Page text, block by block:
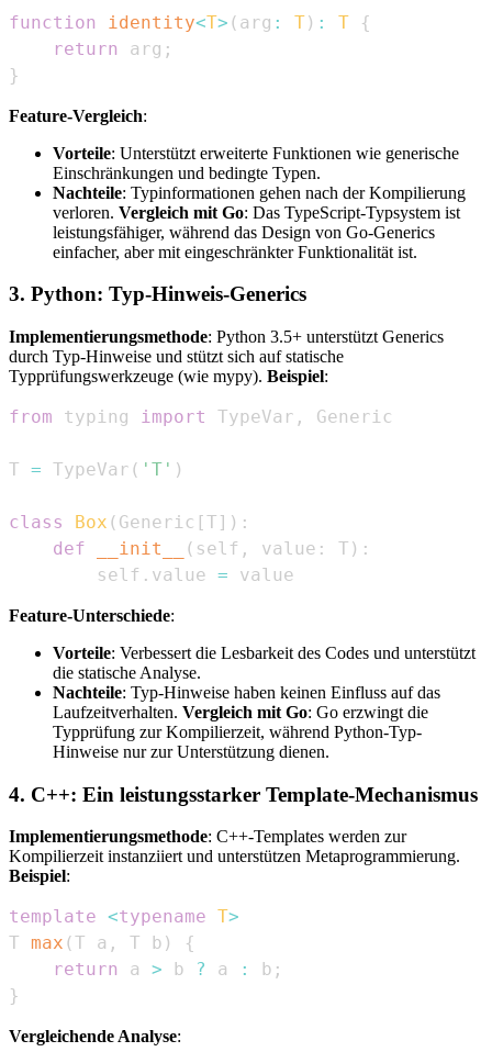
function identity<T> ( arg : T) : T
{
return
arg ;
}
Feature-Vergleich:
Vorteile: Unterstützt erweiterte Funktionen wie generische
Einschränkungen und bedingte Typen.
Nachteile: Typinformationen gehen nach der Kompilierung
verloren. Vergleich mit Go: Das TypeScript-Typsystem ist
leistungsfähiger, während das Design von Go-Generics
einfacher, aber mit eingeschränkter Funktionalität ist.
3. Python: Typ-Hinweis-Generics
Implementierungsmethode: Python 3.5+ unterstützt Generics
durch Typ-Hinweise und stützt sich auf statische
Typprüfungswerkzeuge (wie mypy). Beispiel:
from typing import TypeVar ,
T = TypeVar ( 'T' )
class Box ( Generic [T ] ) :
def
__init__ ( self , value : T ) :
        self
. value = value
Feature-Unterschiede:
Vorteile: Verbessert die Lesbarkeit des Codes und unterstützt
die statische Analyse.
Nachteile: Typ-Hinweise haben keinen Einfluss auf das
Laufzeitverhalten. Vergleich mit Go: Go erzwingt die
Typprüfung zur Kompilierzeit, während Python-Typ-
Hinweise nur zur Unterstützung dienen.
4. C++: Ein leistungsstarker Template-Mechanismus
Implementierungsmethode: C++-Templates werden zur
Kompilierzeit instanziiert und unterstützen Metaprogrammierung.
Beispiel:
template <typename T>
T max (T a , T b )
{
return
a > b ? a : b ;
}
Vergleichende Analyse: